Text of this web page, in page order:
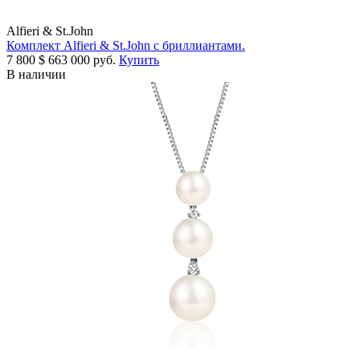
Alfieri & St.John
Комплект Alfieri & St.John с бриллиантами.
7 800 $ 663 000 руб. Купить
В наличии